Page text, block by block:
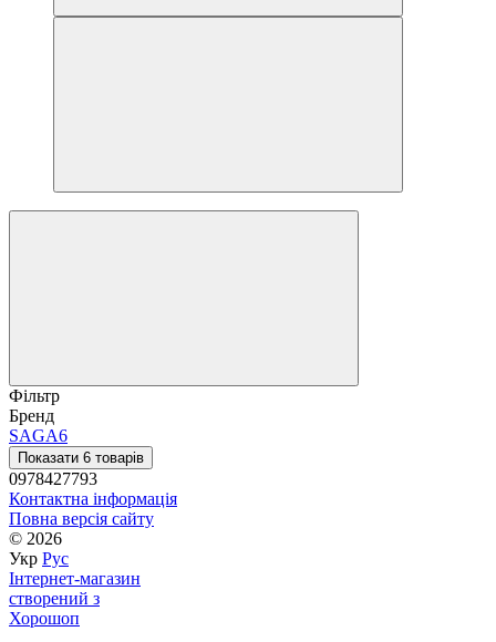
Фільтр
Бренд
SAGA6
Показати 6 товарів
0978427793
Контактна інформація
Повна версія сайту
© 2026
Укр Рус
Інтернет-магазин
створений з
Хорошоп